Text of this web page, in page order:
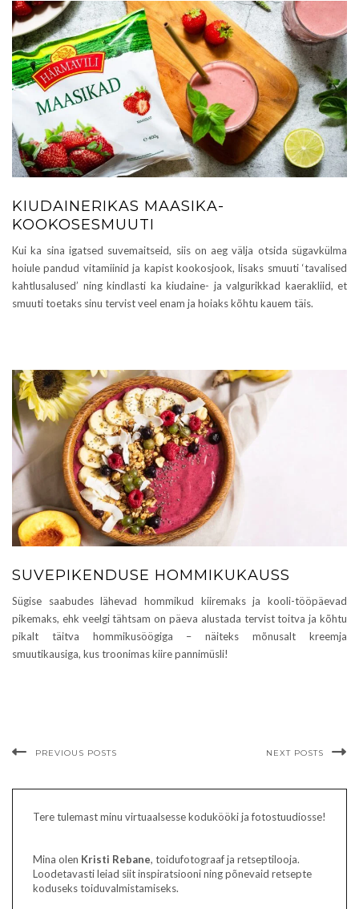
KIUDAINERIKAS MAASIKA-
KOOKOSESMUUTI
Kui ka sina igatsed suvemaitseid, siis on aeg välja otsida sügavkülma
hoiule pandud vitamiinid ja kapist kookosjook, lisaks smuuti ‘tavalised
kahtlusalused’ ning kindlasti ka kiudaine- ja valgurikkad kaerakliid, et
smuuti toetaks sinu tervist veel enam ja hoiaks kõhtu kauem täis.
SUVEPIKENDUSE HOMMIKUKAUSS
Sügise saabudes lähevad hommikud kiiremaks ja kooli-tööpäevad
pikemaks, ehk veelgi tähtsam on päeva alustada tervist toitva ja kõhtu
pikalt täitva hommikusöögiga – näiteks mõnusalt kreemja
smuutikausiga, kus troonimas kiire pannimüsli!
PREVIOUS POSTS NEXT POSTS
Tere tulemast minu virtuaalsesse kodukööki ja fotostuudiosse!
Mina olen Kristi Rebane, toidufotograaf ja retseptilooja.
Loodetavasti leiad siit inspiratsiooni ning põnevaid retsepte
koduseks toiduvalmistamiseks.